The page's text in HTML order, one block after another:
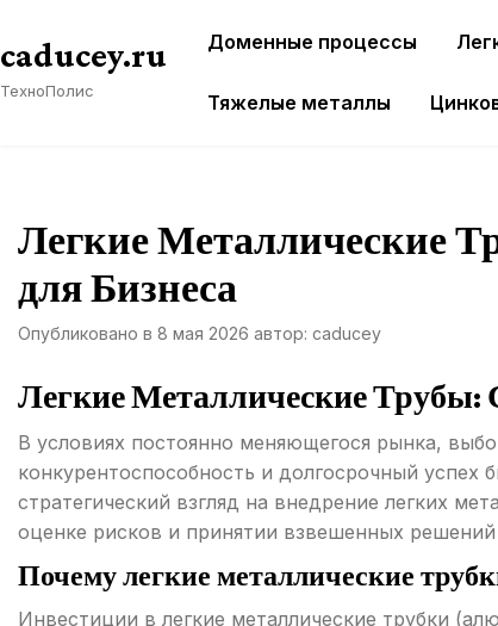
содержимому
caducey.ru
ТехноПолис
Доменные процессы
Тяжелые металлы
Легкие Металлические
для Бизнеса
Опубликовано в 8 мая 2026 автор: caducey
Легкие Металлические Трубы:
В условиях постоянно меняющегося рынка,
конкурентоспособность и долгосрочный успех
стратегический взгляд на внедрение легких
оценке рисков и принятии взвешенных
Почему легкие металлические
Инвестиции в легкие металлические трубки